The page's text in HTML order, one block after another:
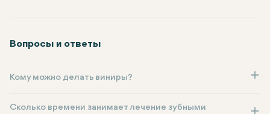
Вопросы и ответы
Кому можно делать виниры?
Сколько времени занимает лечение зубными